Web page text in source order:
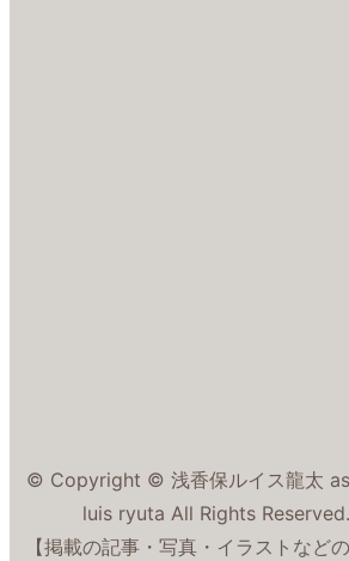
© Copyright © 浅香保ルイス龍太
luis ryuta All Rights Reserved.
【掲載の記事・写真・イラストなど